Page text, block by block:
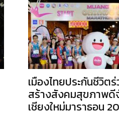
เมืองไทยประกันชีวิต
สร้างสังคมสุขภาพดี
เชียงใหม่มาราธอน